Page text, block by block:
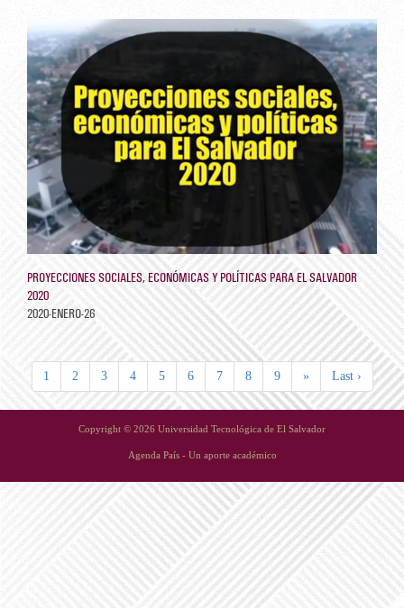
PROYECCIONES SOCIALES, ECONÓMICAS Y POLÍTICAS PARA EL SALVADOR
2020
2020-ENERO-26
1 2 3 4 5 6 7 8 9 » Last ›
Copyright © 2026 Universidad Tecnológica de El Salvador
Agenda País - Un aporte académico